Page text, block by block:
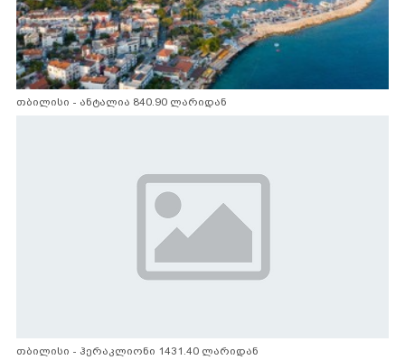
თბილისი - ანტალია 840.90 ლარიდან
თბილისი - ჰერაკლიონი 1431.40 ლარიდან